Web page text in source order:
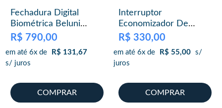
Fechadura Digital
Biométrica Beluni
Black Pivotante 437
TTLock
R$ 790,00
em até 6x de R$ 131,67
s/ juros
COMPRAR
Interruptor
Economizador De
Energia 13,56 Mhz + 2
R$ 330,00
em até 6x de R$ 55,00 s/
juros
COMPRAR